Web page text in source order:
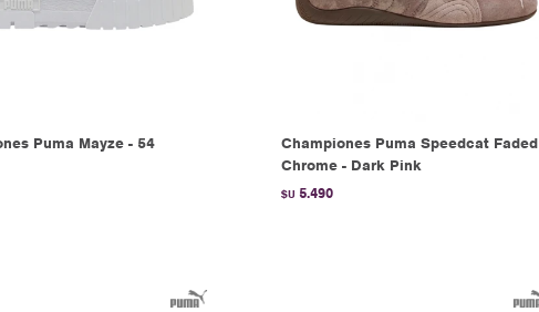
Puma Mayze - 54
Championes Puma Speedcat Faded
Chrome - Dark Pink
$U 5.490